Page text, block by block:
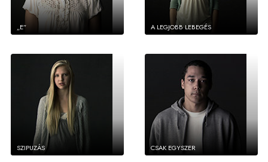
„E” A LEGJOBB LEBEGÉS
SZIPUZÁS CSAK EGYSZER